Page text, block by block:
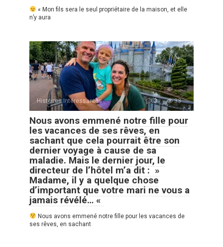
« Mon fils sera le seul propriétaire de la maison, et elle
n’y aura
Histoires Intéressantes 0 33
Nous avons emmené notre fille pour
les vacances de ses rêves, en
sachant que cela pourrait être son
dernier voyage à cause de sa
maladie. Mais le dernier jour, le
directeur de l’hôtel m’a dit : »
Madame, il y a quelque chose
d’important que votre mari ne vous a
jamais révélé… «
Nous avons emmené notre fille pour les vacances de
ses rêves, en sachant